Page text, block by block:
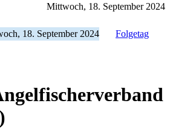
Mittwoch, 18. September 2024
18. September 2024 Folgetag